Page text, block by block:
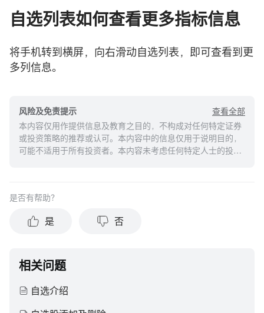
自选列表如何查看更多指标信息
将手机转到横屏，向右滑动自选列表，即可查看到更
多列信息。
风险及免责提示
查看全部
本内容仅用作提供信息及教育之目的，不构成对任何特定证券
或投资策略的推荐或认可。本内容中的信息仅用于说明目的，
可能不适用于所有投资者。本内容未考虑任何特定人士的投资
结果。投资涉及风险和损失本金的可能性。moomoo对上述内
任何陈述或保证。
是否有帮助？
是 否
相关问题
自选介绍